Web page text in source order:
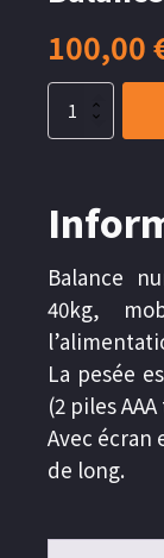
100,00
quantité
Balance
40kg,
La pesée
(2 piles
Avec écran
de long.